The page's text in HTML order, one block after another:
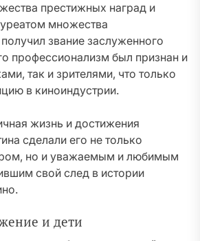
престижных наград и
множества
звание заслуженного
профессионализм был признан и
так и зрителями, что только
в киноиндустрии.
жизнь и достижения
сделали его не только
но и уважаемым и любимым
свой след в истории
и дети